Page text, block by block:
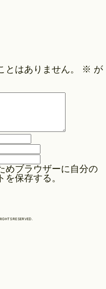
はありません。 ※ が
めブラウザーに自分の
保存する。
RESERVED.